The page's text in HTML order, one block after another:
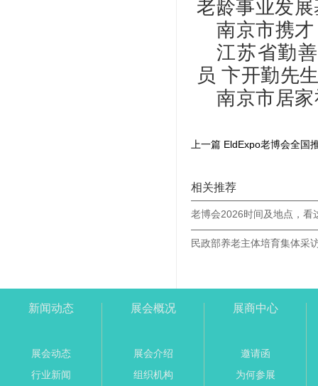
老龄事业发
南京市携
江苏省勤
员 卞开勤先
南京市居
上一篇 EldExpo老博会全国
相关推荐
老博会2026时间及地点，看
新闻动态
展会动态
行业新闻
展会概况
展会介绍
组织机构
展商中心
邀请函
为何参展